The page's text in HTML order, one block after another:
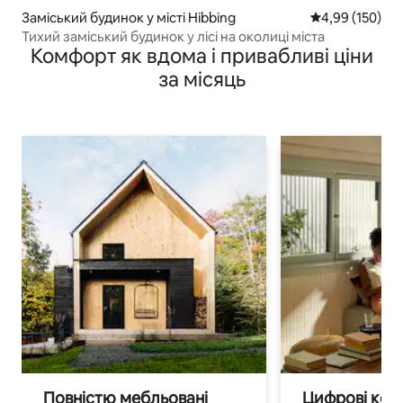
Заміський будинок у місті Hibbing Середня
4,99 (150)
Тихий заміський будинок у лісі на околиці міста
Комфорт як вдома і привабливі ціни
за місяць
Повністю мебльовані Цифрові